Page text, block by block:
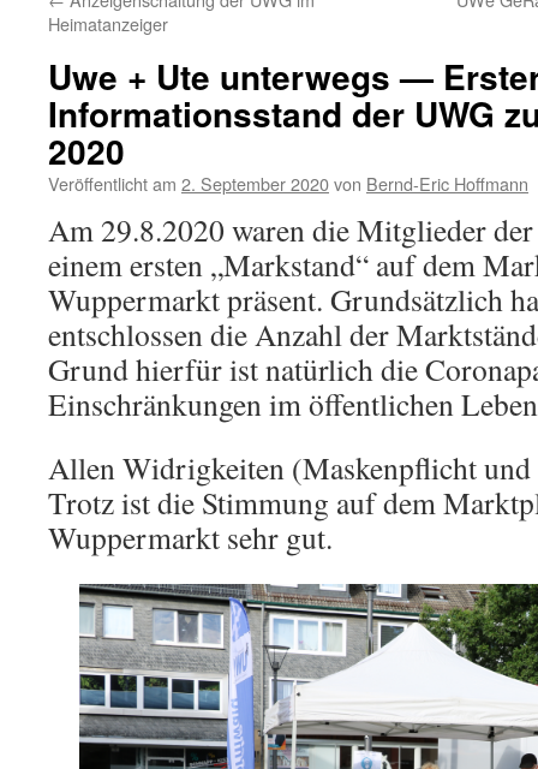
Heimatanzeiger
Uwe + Ute unterwegs —
Informationsstand der UWG
2020
Veröffentlicht am 2. September 2020von Bernd-Eric Hoffmann
Am 29.8.2020 waren die Mitglieder
einem ersten „Markstand“ auf dem
Wuppermarkt präsent. Grundsätzlich
entschlossen die Anzahl der
Grund hierfür ist natürlich die
Einschränkungen im öffentlichen
Allen Widrigkeiten (Maskenpflicht und
Trotz ist die Stimmung auf dem
Wuppermarkt sehr gut.